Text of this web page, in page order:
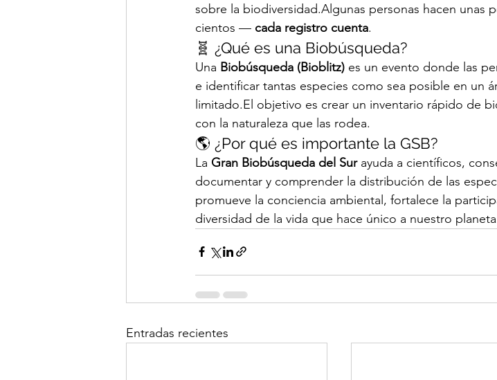
sobre la biodiversidad.Algunas personas hacen unas
cientos — cada registro cuenta.
🧬 ¿Qué es una Biobúsqueda?
Una Biobúsqueda (Bioblitz) es un evento donde las
e identificar tantas especies como sea posible en un
limitado.El objetivo es crear un inventario rápido de
con la naturaleza que las rodea.
🌎 ¿Por qué es importante la GSB?
La Gran Biobúsqueda del Sur ayuda a científicos,
documentar y comprender la distribución de las
promueve la conciencia ambiental, fortalece la
diversidad de la vida que hace único a nuestro
Entradas recientes